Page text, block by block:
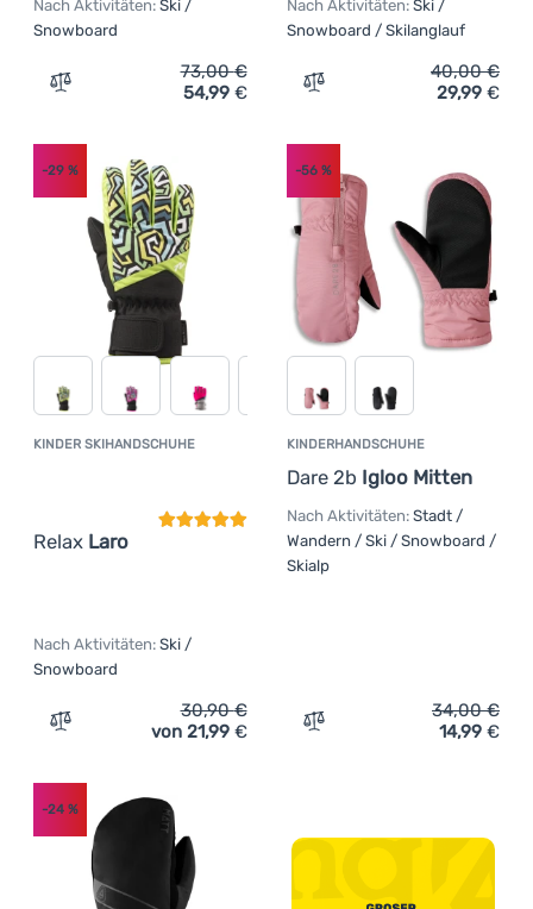
Nach Aktivitäten: Ski /
Snowboard
Zum Vergleich 'Winterhandschuhe Salomon Propeller
73,00€
54,99 €
Nach Aktivitäten: Ski /
Snowboard / Skilanglauf
Zum Vergleich 'Kinder
40,00€
29,99 €
KINDER SKIHANDSCHUHE
Relax Laro
Kundenbewertung
-29 %
Nach Aktivitäten: Ski /
Snowboard
Zum Vergleich 'Kinder Skihandschuhe Relax Laro'
30,90€
von 21,99 €
KINDERHANDSCHUHE
Dare 2b Igloo Mitten
-56%
Nach Aktivitäten: Stadt /
Wandern / Ski / Snowboard /
Skialp
Zum Vergleich
34,00€
14,99 €
-24 %